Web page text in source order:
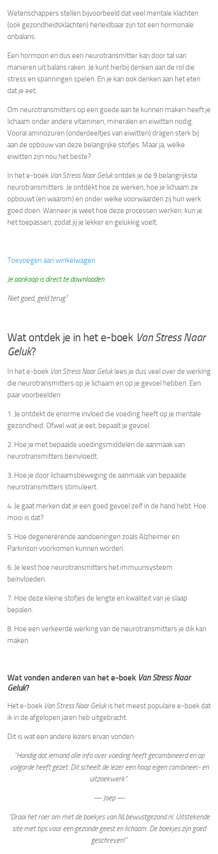
Wetenschappers stellen bijvoorbeeld dat veel mentale klachten
(ook gezondheidsklachten) herleidbaar zijn tot een hormonale
onbalans.
Een hormoon en dus een neurotransmitter kan door tal van
manieren uit balans raken. Je kunt hierbij denken aan de rol die
stress en spanningen spelen. En je kan ook denken aan het eten
dat je eet.
Om neurotransmitters op een goede aan te kunnen maken heeft je
lichaam onder andere vitaminen, mineralen en eiwitten nodig.
Vooral aminozuren (onderdeeltjes van eiwitten) dragen sterk bij
aan de opbouw van deze belangrijke stofjes. Maar ja, welke
eiwitten zijn nou het beste?
In het e-boek Van Stress Naar Gelukontdek je de 9 belangrijkste
neurotransmitters. Je ontdekt hoe ze werken, hoe je lichaam ze
opbouwt (en waarom) en onder welke voorwaarden zij hun werk
goed doen. Wanneer je weet hoe deze processen werken, kun je
het toepassen, zodat jij je lekker en gelukkig voelt.
Toevoegen aan winkelwagen
Je aankoop is direct te downloaden
Niet goed, geld terug¹
Wat ontdek je in het e-boek Van Stress Naar
Geluk?
In het e-boek Van Stress Naar Geluklees je dus veel over de werking
die neurotransmitters op je lichaam en op je gevoel hebben. Een
paar voorbeelden:
1. Je ontdekt de enorme invloed die voeding heeft op je mentale
gezondheid. Ofwel wat je eet, bepaalt je gevoel.
2. Hoe je met bepaalde voedingsmiddelen de aanmaak van
neurotransmitters beïnvloedt.
3. Hoe je door lichaamsbeweging de aanmaak van bepaalde
neurotransmitters stimuleert.
4. Je gaat merken dat je een goed gevoel zelf in de hand hebt. Hoe
mooi is dat?
5. Hoe degenererende aandoeningen zoals Alzheimer en
Parkinson voorkomen kunnen worden.
6. Je leest hoe neurotransmitters het immuunsysteem
beïnvloeden.
7. Hoe deze kleine stofjes de lengte en kwaliteit van je slaap
bepalen.
8. Hoe een verkeerde werking van de neurotransmitters je dik kan
maken.
Wat vonden anderen van het e-boek Van Stress Naar
Geluk?
Het e-boek Van Stress Naar Gelukis het meest populaire e-boek dat
ik in de afgelopen jaren heb uitgebracht.
Dit is wat een andere lezers ervan vonden:
“Handig dat iemand alle info over voeding heeft gecombineerd en op
volgorde heeft gezet. Dit scheelt de lezer een hoop eigen combineer- en
uitzoekwerk”.
— Joep —
“Draai het roer om met de boekjes van NLbewustgezond.nl. Uitstekende
site met tips voor een gezonde geest en lichaam. De boekjes zijn goed
geschreven!”